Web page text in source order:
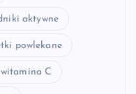
aktywne
powlekane
witamina C